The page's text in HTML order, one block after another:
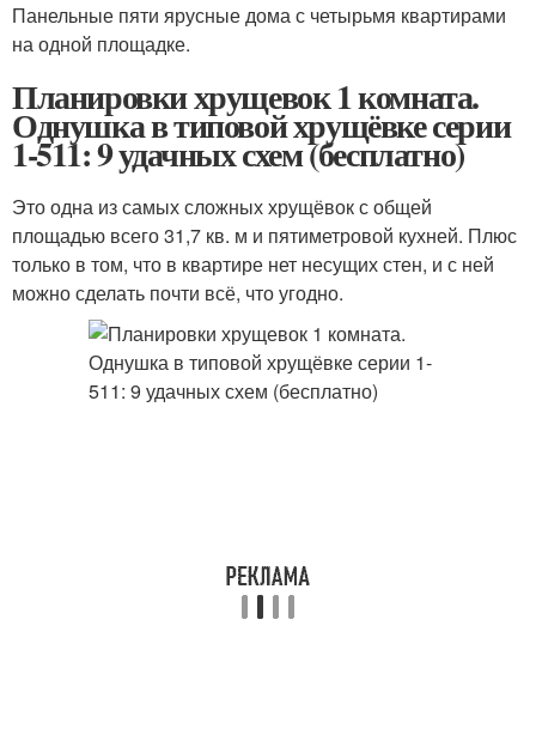
Панельные пяти ярусные дома с четырьмя квартирами
на одной площадке.
Планировки хрущевок 1 комната.
Однушка в типовой хрущёвке серии
1-511: 9 удачных схем (бесплатно)
Это одна из самых сложных хрущёвок с общей
площадью всего 31,7 кв. м и пятиметровой кухней. Плюс
только в том, что в квартире нет несущих стен, и с ней
можно сделать почти всё, что угодно.